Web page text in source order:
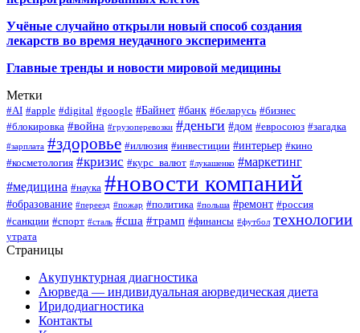
Учёные случайно открыли новый способ создания
лекарств во время неудачного эксперимента
Главные тренды и новости мировой медицины
Метки
#AI #apple #digital #google #Байнет #банк #беларусь #бизнес
#блокировка #война #грузоперевозки #деньги #дом #евросоюз #загадка
#зарплата #здоровье #иллюзия #инвестиции #интерьер #кино
#косметология #кризис #курс_валют #лукашенко #маркетинг
#медицина #наука #новости компаний
#образование #переезд #пожар #политика #польша #ремонт #россия
#санкции #спорт #сталь #сша #трамп #финансы #футбол технологии
утрата
Страницы
Акупунктурная диагностика
Аюрведа — индивидуальная аюрведическая диета
Иридодиагностика
Контакты